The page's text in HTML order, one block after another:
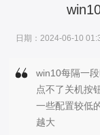
日期：2024-06-10
win10每隔一
点不了关机按
一些配置较低
越大